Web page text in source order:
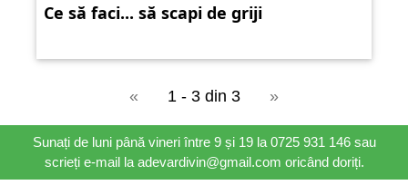
Ce să faci... să scapi de griji
« 1 - 3 din 3 »
Sunați de luni până vineri între 9 și 19 la 0725 931 146 sau
scrieți e-mail la adevardivin@gmail.com oricând doriți.